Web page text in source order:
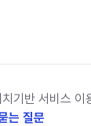
치기반 서비스 이
는 질문